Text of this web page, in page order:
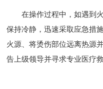
在操作过程中，如遇到火
保持冷静，迅速采取应急措
火源、将烫伤部位远离热源
告上级领导并寻求专业医疗救